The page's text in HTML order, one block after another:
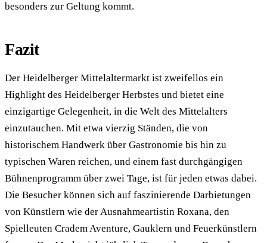
besonders zur Geltung kommt.
Fazit
Der Heidelberger Mittelaltermarkt ist zweifellos ein
Highlight des Heidelberger Herbstes und bietet eine
einzigartige Gelegenheit, in die Welt des Mittelalters
einzutauchen. Mit etwa vierzig Ständen, die von
historischem Handwerk über Gastronomie bis hin zu
typischen Waren reichen, und einem fast durchgängigen
Bühnenprogramm über zwei Tage, ist für jeden etwas dabei.
Die Besucher können sich auf faszinierende Darbietungen
von Künstlern wie der Ausnahmeartistin Roxana, den
Spielleuten Cradem Aventure, Gauklern und Feuerkünstlern